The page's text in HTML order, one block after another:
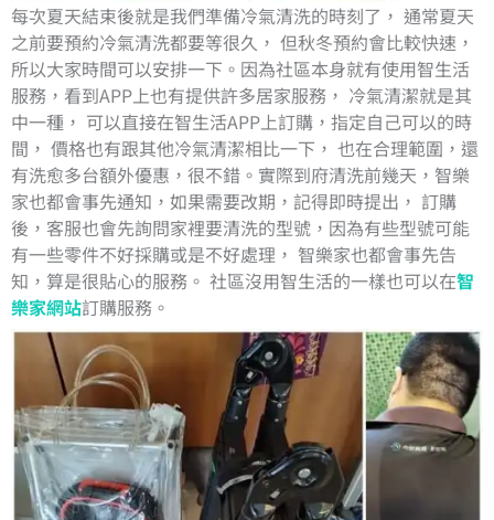
​每次夏天結束後就是我們準備冷氣清洗的時刻了， 通常夏天
之前要預約冷氣清洗都要等很久， 但秋冬預約會比較快速，
所以大家時間可以安排一下。因為社區本身就有使用智生活
服務，看到APP上也有提供許多居家服務， 冷氣清潔就是其
中一種， 可以直接在智生活APP上訂購，指定自己可以的時
間， 價格也有跟其他冷氣清潔相比一下， 也在合理範圍，還
有洗愈多台額外優惠，很不錯。​實際到府清洗前幾天，智樂
家也都會事先通知，如果需要改期，記得即時提出， 訂購
後，客服也會先詢問家裡要清洗的型號，因為有些型號可能
有一些零件不好採購或是不好處理， 智樂家也都會事先告
知，算是很貼心的服務。 社區沒用智生活的一樣也可以在智
樂家網站訂購服務。